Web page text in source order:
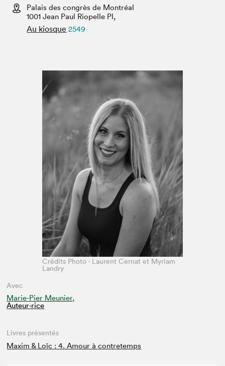
Espace médias
Palais des congrès de Montréal
1001 Jean Paul Riopelle Pl,
Au kiosque 2549
Avec
Marie-Pier Meunier,
Auteur·rice
Crédits Photo - Laurent Cernat et Myriam
Landry
Livres présentés
Maxim & Loïc : 4. Amour à contretemps